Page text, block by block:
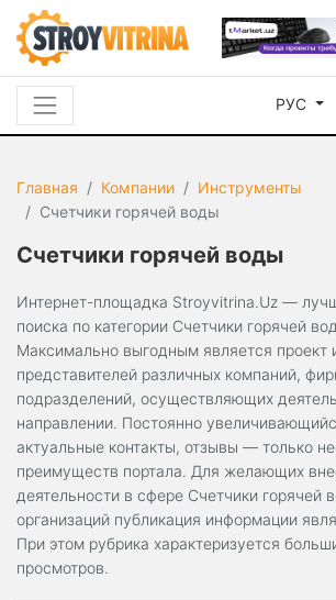
РУС
Главная Компании
Инструменты
Счетчики горячей воды
Счетчики горячей воды
Интернет-площадка Stroyvitrina.Uz —
поиска по категории Счетчики горячей
Максимально выгодным является проект
представителей различных компаний,
подразделений, осуществляющих
направлении. Постоянно
актуальные контакты, отзывы — только
преимуществ портала. Для желающих
деятельности в сфере Счетчики горячей
организаций публикация информации
При этом рубрика характеризуется
просмотров.